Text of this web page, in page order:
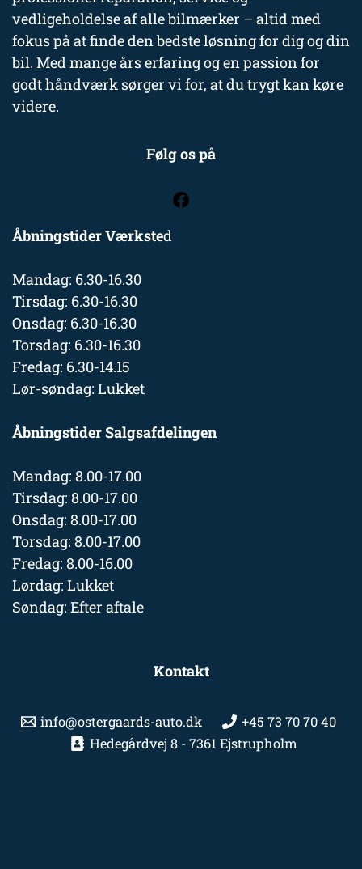
vedligeholdelse af alle bilmærker – altid med
fokus på at finde den bedste løsning for dig og din
bil. Med mange års erfaring og en passion for
godt håndværk sørger vi for, at du trygt kan køre
videre.
Følg os på
Åbningstider Værksted
Mandag: 6.30-16.30
Tirsdag: 6.30-16.30
Onsdag: 6.30-16.30
Torsdag: 6.30-16.30
Fredag: 6.30-14.15
Lør-søndag: Lukket
Åbningstider Salgsafdelingen
Mandag: 8.00-17.00
Tirsdag: 8.00-17.00
Onsdag: 8.00-17.00
Torsdag: 8.00-17.00
Fredag: 8.00-16.00
Lørdag: Lukket
Søndag: Efter aftale
Kontakt
info@ostergaards-auto.dk
+45 73 70 70 40
Hedegårdvej 8 - 7361 Ejstrupholm